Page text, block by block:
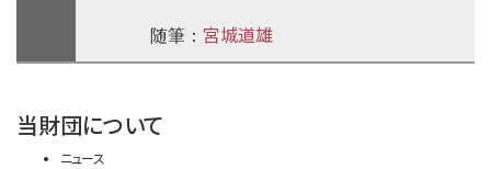
随筆： 宮城道雄
当財団について
ニュース